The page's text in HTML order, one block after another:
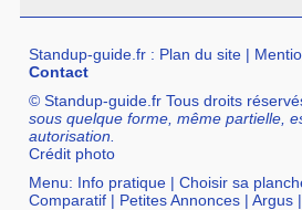
Standup-guide.fr : Plan du site |
Contact
© Standup-guide.fr Tous droits
sous quelque forme, même partielle,
autorisation.
Crédit photo
Menu: Info pratique |Choisir sa
Comparatif | Petites Annonces |Argus |